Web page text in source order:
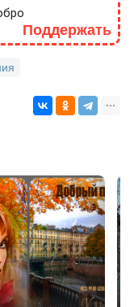
Поддержать